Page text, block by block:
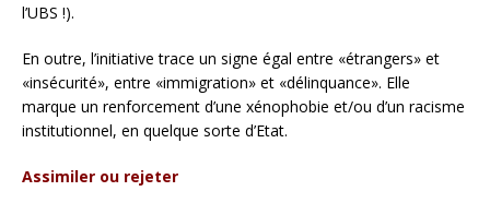
l’UBS !).
En outre, l’initiative trace un signe égal entre «étrangers» et
«insécurité», entre «immigration» et «délinquance». Elle
marque un renforcement d’une xénophobie et/ou d’un racisme
institutionnel, en quelque sorte d’Etat.
Assimiler ou rejeter